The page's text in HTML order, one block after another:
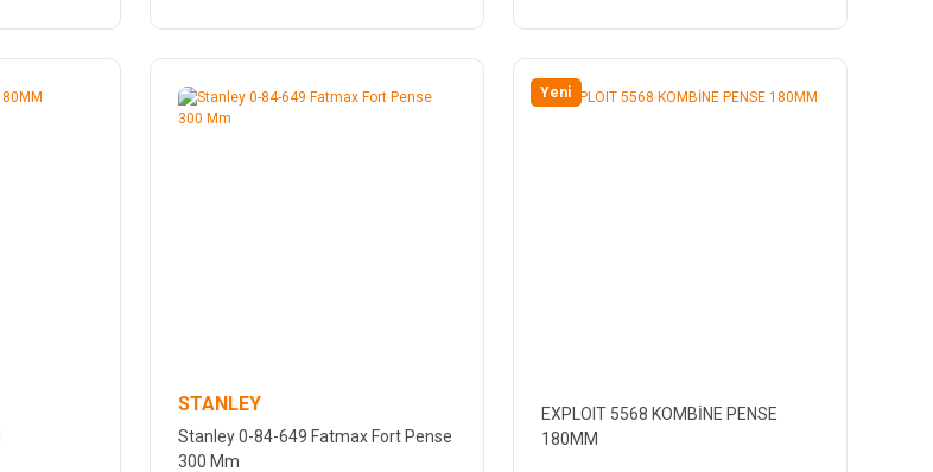
STANLEY
Stanley 0-84-649 Fatmax Fort Pense
300 Mm
Yeni
EXPLOIT 5568 KOMBİNE PENSE
180MM